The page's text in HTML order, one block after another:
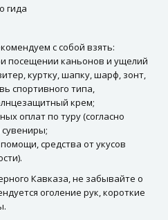
гида
с собой взять:
посещении каньонов и ущелий
куртку, шапку, шарф, зонт,
спортивного типа,
крем;
оплат по туру (согласно
средства от укусов
Кавказа, не забывайте о
оголение рук, короткие